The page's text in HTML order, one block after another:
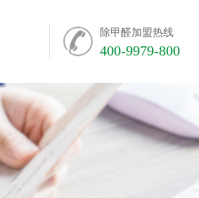
除甲醛加盟热线
400-9979-800